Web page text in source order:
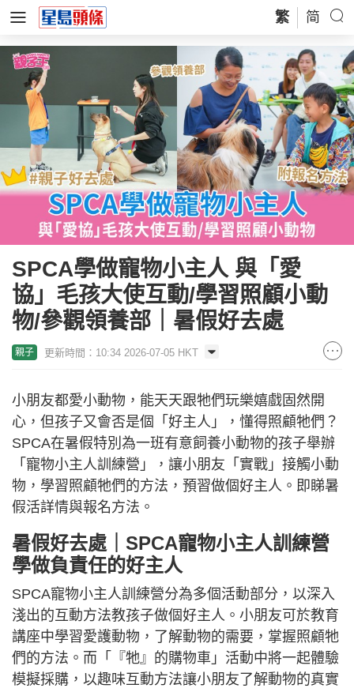
繁 简
SPCA學做寵物小主人 與「愛
協」毛孩大使互動/學習照顧小動
物/參觀領養部｜暑假好去處
親子 更新時間：10:34 2026-07-05 HKT
小朋友都愛小動物，能天天跟牠們玩樂嬉戲固然開
心，但孩子又會否是個「好主人」，懂得照顧牠們？
SPCA在暑假特別為一班有意飼養小動物的孩子舉辦
「寵物小主人訓練營」，讓小朋友「實戰」接觸小動
物，學習照顧牠們的方法，預習做個好主人。即睇暑
假活詳情與報名方法。
暑假好去處｜SPCA寵物小主人訓練營
學做負責任的好主人
SPCA寵物小主人訓練營分為多個活動部分，以深入
淺出的互動方法教孩子做個好主人。小朋友可於教育
講座中學習愛護動物，了解動物的需要，掌握照顧牠
們的方法。而「『牠』的購物車」活動中將一起體驗
模擬採購，以趣味互動方法讓小朋友了解動物的真實